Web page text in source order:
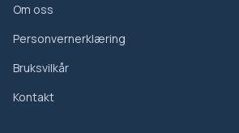
Om oss
Personvernerklæring
Bruksvilkår
Kontakt